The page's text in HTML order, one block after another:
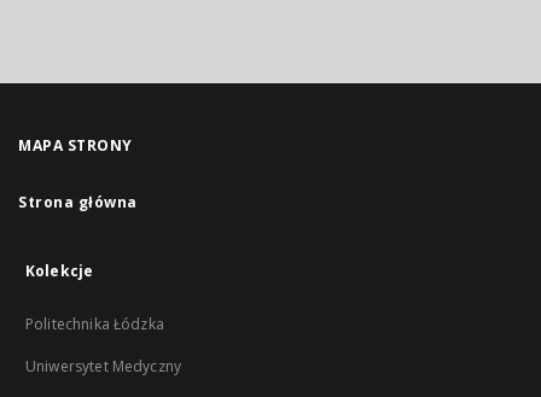
MAPA STRONY
Strona główna
Kolekcje
Politechnika Łódzka
Uniwersytet Medyczny